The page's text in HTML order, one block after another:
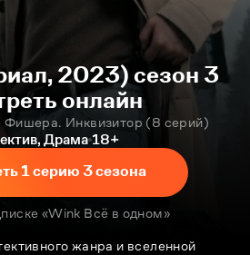
2023) сезон 3
онлайн
Инквизитор
8 серий
Драма 18+
жанра и вселенной
1 серию 3 сезона
«Wink Всё в одном»